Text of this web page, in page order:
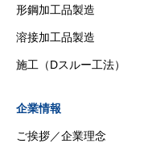
形鋼加工品製造
溶接加工品製造
施工（Dスルー工法）
企業情報
ご挨拶／企業理念